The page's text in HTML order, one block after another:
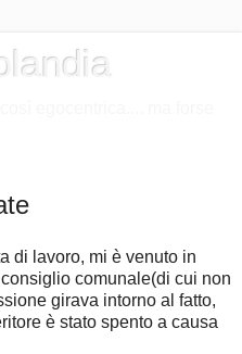
di lavoro, mi è venuto in
comunale(di cui non
girava intorno al fatto,
è stato spento a causa